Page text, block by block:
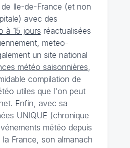
Ile-de-France (et non
avec des
à 15 jours réactualisées
meteo-
un site national
météo saisonnières
compilation de
utiles que l'on peut
Enfin, avec sa
UNIQUE (chronique
météo depuis
France, son almanach